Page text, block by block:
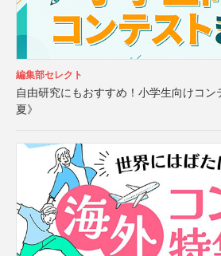
編集部セレクト
自由研究にもおすすめ！小学生向けコン
夏》